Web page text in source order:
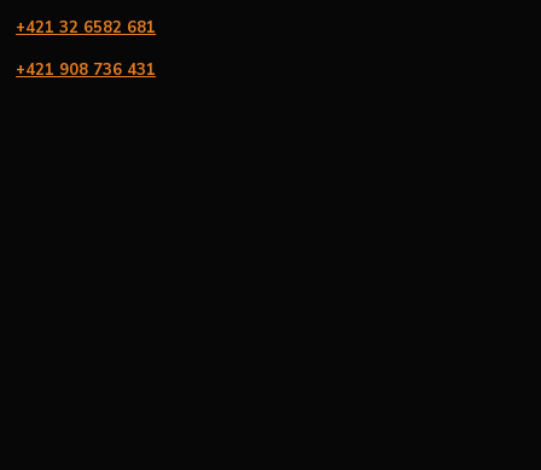
+421 32 6582 681
+421 908 736 431